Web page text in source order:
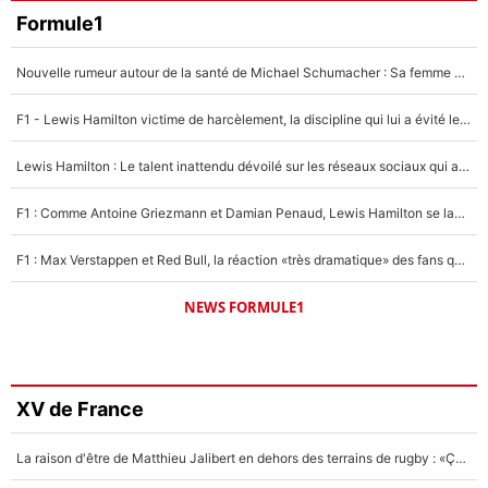
Formule1
Nouvelle rumeur autour de la santé de Michael Schumacher : Sa femme Corinna sort du silence
F1 - Lewis Hamilton victime de harcèlement, la discipline qui lui a évité le pire : «J'aurais probablement mal tourné»
Lewis Hamilton : Le talent inattendu dévoilé sur les réseaux sociaux qui a impressionné Kim Kardashian pendant leurs vacances en amoureux !
F1 : Comme Antoine Griezmann et Damian Penaud, Lewis Hamilton se lance dans le business des cartes à collectionner !
F1 : Max Verstappen et Red Bull, la réaction «très dramatique» des fans qui agace le quadruple champion du monde !
NEWS FORMULE1
XV de France
La raison d'être de Matthieu Jalibert en dehors des terrains de rugby : «Ça m'atteint autant que si tu touches à un membre de ma famille»